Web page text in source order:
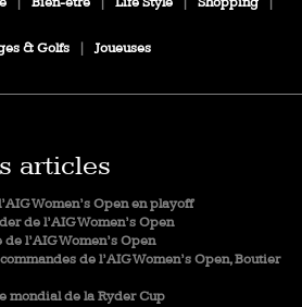
& Golfs Joueuses
articles
Women’s Open en playoff
de l’AIG Women’s Open
l’AIG Women’s Open
de l’AIG Women’s Open, Boutier
mondial de la Ryder Cup